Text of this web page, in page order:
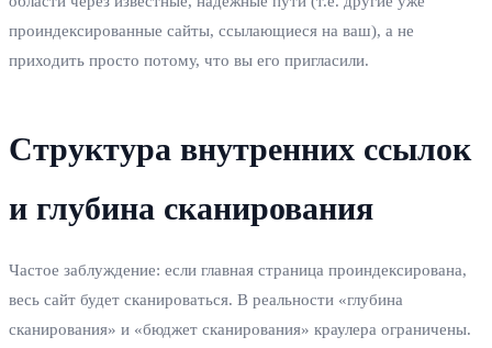
проиндексированные сайты, ссылающиеся на ваш), а не
приходить просто потому, что вы его пригласили.
Структура внутренних ссылок
и глубина сканирования
Частое заблуждение: если главная страница проиндексирована,
весь сайт будет сканироваться. В реальности «глубина
сканирования» и «бюджет сканирования» краулера ограничены.